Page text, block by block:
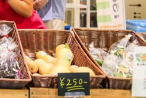
！
」
学ぼう！